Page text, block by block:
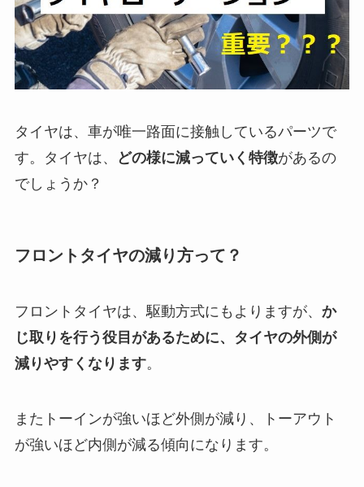
タイヤは、車が唯一路面に接触しているパーツで
す。タイヤは、
どの様に減っていく特徴があるの
でしょうか？
フロントタイヤの減り方って？
フロントタイヤは、駆動方式にもよりますが、 か
じ取りを行う役目があるために、タイヤの外側が
減りやすくなります。
またトーインが強いほど外側が減り、トーアウト
が強いほど内側が減る傾向になります。